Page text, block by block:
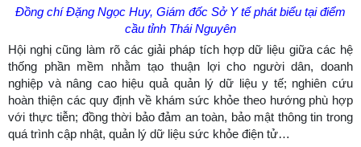
Đồng chí Đặng Ngọc Huy, Giám đốc Sở Y tế phát biểu tại điểm
cầu tỉnh Thái Nguyên
Hội nghị cũng làm rõ các giải pháp tích hợp dữ liệu giữa các hệ
thống phần mềm nhằm tạo thuận lợi cho người dân, doanh
nghiệp và nâng cao hiệu quả quản lý dữ liệu y tế; nghiên cứu
hoàn thiện các quy định về khám sức khỏe theo hướng phù hợp
với thực tiễn; đồng thời bảo đảm an toàn, bảo mật thông tin trong
quá trình cập nhật, quản lý dữ liệu sức khỏe điện tử…